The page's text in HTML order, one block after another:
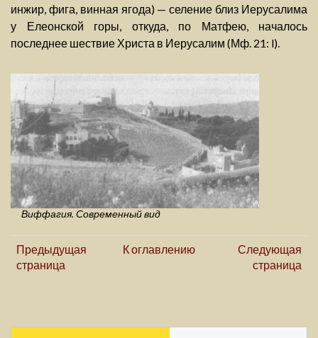
инжир, фига, винная ягода) — селение близ Иерусалима
у Елеонской горы, откуда, по Матфею, началось
последнее шествие Христа в Иерусалим (Мф. 21: l).
Виффагия. Современный вид
Предыдущая
страница
К оглавлению
Следующая
страница